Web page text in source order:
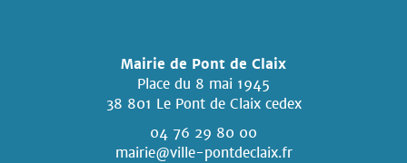
Mairie de Pont de Claix
Place du 8 mai 1945
38 801 Le Pont de Claix cedex
04 76 29 80 00
mairie@ville-pontdeclaix.fr